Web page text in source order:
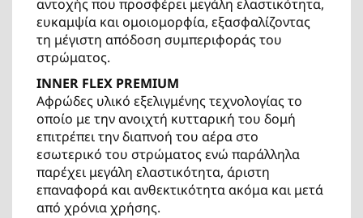
αντοχής που προσφέρει μεγάλη ελαστικότητα,
ευκαμψία και ομοιομορφία, εξασφαλίζοντας
τη μέγιστη απόδοση συμπεριφοράς του
στρώματος.
INNER FLEX PREMIUM
Αφρώδες υλικό εξελιγμένης τεχνολογίας το
οποίο με την ανοιχτή κυτταρική του δομή
επιτρέπει την διαπνοή του αέρα στο
εσωτερικό του στρώματος ενώ παράλληλα
παρέχει μεγάλη ελαστικότητα, άριστη
επαναφορά και ανθεκτικότητα ακόμα και μετά
από χρόνια χρήσης.